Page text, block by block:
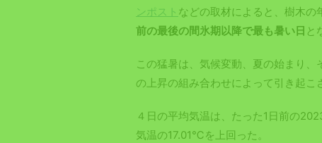
ンポスト などの取材によると、樹木の
前の最後の間氷期以降で最も暑い日 と
この猛暑は、気候変動、夏の始まり
の上昇の組み合わせによって引き起こ
４日の平均気温は、たった1日前の
気温の17.01℃を上回った。